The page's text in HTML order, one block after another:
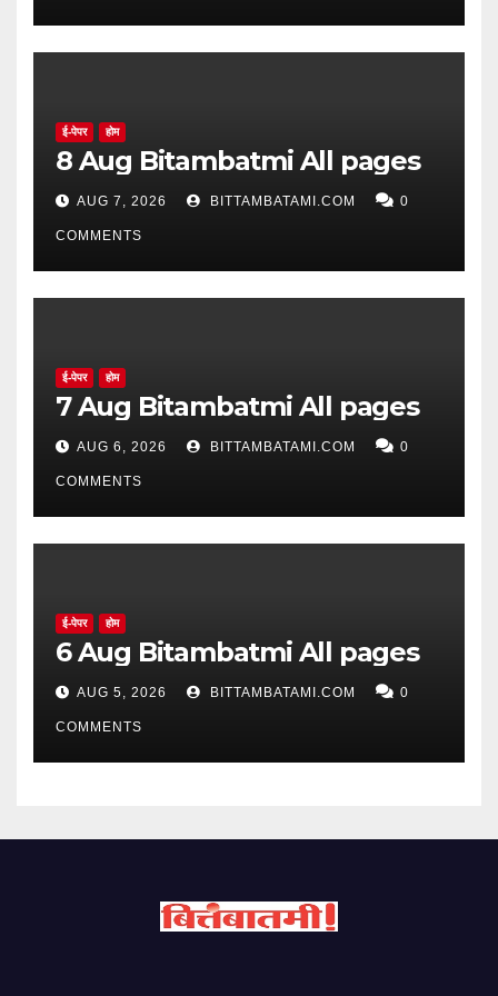
ई-पेपर होम
8 Aug Bitambatmi All pages
AUG 7, 2026 BITTAMBATAMI.COM 0
COMMENTS
ई-पेपर होम
7 Aug Bitambatmi All pages
AUG 6, 2026 BITTAMBATAMI.COM 0
COMMENTS
ई-पेपर होम
6 Aug Bitambatmi All pages
AUG 5, 2026 BITTAMBATAMI.COM 0
COMMENTS